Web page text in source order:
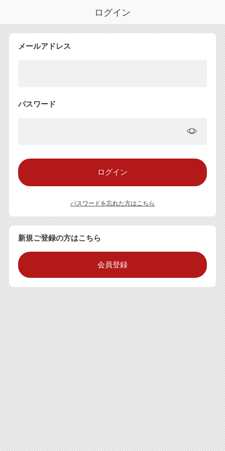
ログイン
メールアドレス
パスワード
パスワードを忘れた方はこちら
新規ご登録の方はこちら
会員登録